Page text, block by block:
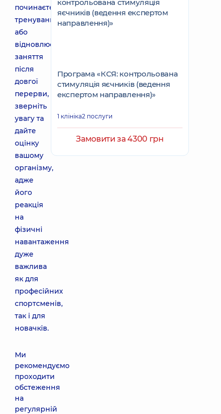
починаєте
тренування
або
відновлюєте
заняття
після
довгої
перерви,
зверніть
увагу та
дайте
оцінку
вашому
організму,
адже
його
реакція
на
фізичні
навантаження
дуже
важлива
як для
професійних
спортсменів,
так і для
новачків.
Ми
рекомендуємо
проходити
обстеження
на
регулярній
Програма «КСЯ: контрольована
стимуляція яєчників (ведення
експертом направлення)»
1 клініка2 послуги
Замовити за 4300 грн